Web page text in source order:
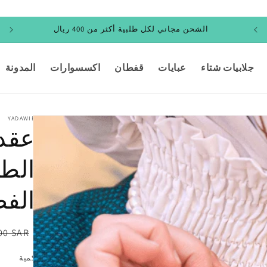
جلابيات شتاء عبايات قفطان اكسسوارات المدونة
YADAWIE
السعر
العادي
SAR
كمية